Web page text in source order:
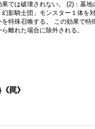
果では破壊されない。 (2)：墓
幻影騎士団」モンスター１体を
を特殊召喚する。 この効果で特
離れた場合に除外される。
罠》